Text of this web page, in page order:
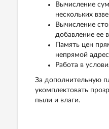
Вычисление
нескольких
Вычисление
добавление ее
Память цен
непрямой
Работа в
За дополнительную
укомплектовать
пыли и влаги.